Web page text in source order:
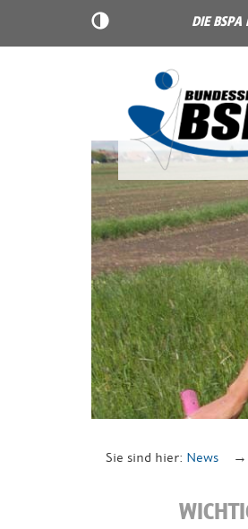
DIE BSPA
Sie sind hier: News